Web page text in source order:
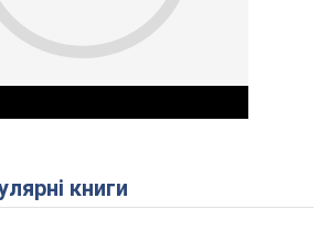
книги